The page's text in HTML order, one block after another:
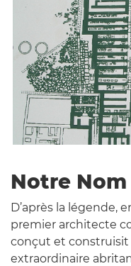
Notre Nom
D’après la légende,
premier architecte
conçut et construisit
extraordinaire